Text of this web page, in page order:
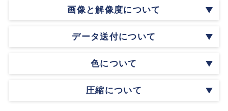
画像と解像度について
データ送付について
色について
圧縮について